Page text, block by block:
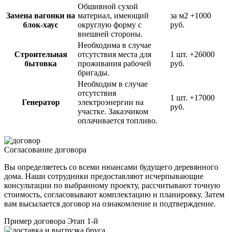
Замена вагонки на
блок-хаус
Обшивной сухой
материал, имеющий
округлую форму с
внешней стороны.
за м2 +1000
руб.
Строительная
бытовка
Необходима в случае
отсутствия места для
проживания рабочей
бригады.
1 шт. +26000
руб.
Генератор
Необходим в случае
отсутствия
электроэнергии на
участке. Заказчиком
оплачивается топливо.
1 шт. +17000
руб.
Согласование договора
Вы определяетесь со всеми нюансами будущего деревянного
дома. Наши сотрудники предоставляют исчерпывающие
консультации по выбранному проекту, рассчитывают точную
стоимость, согласовывают комплектацию и планировку. Затем
вам высылается договор на ознакомление и подтверждение.
Пример договора Этап 1-й